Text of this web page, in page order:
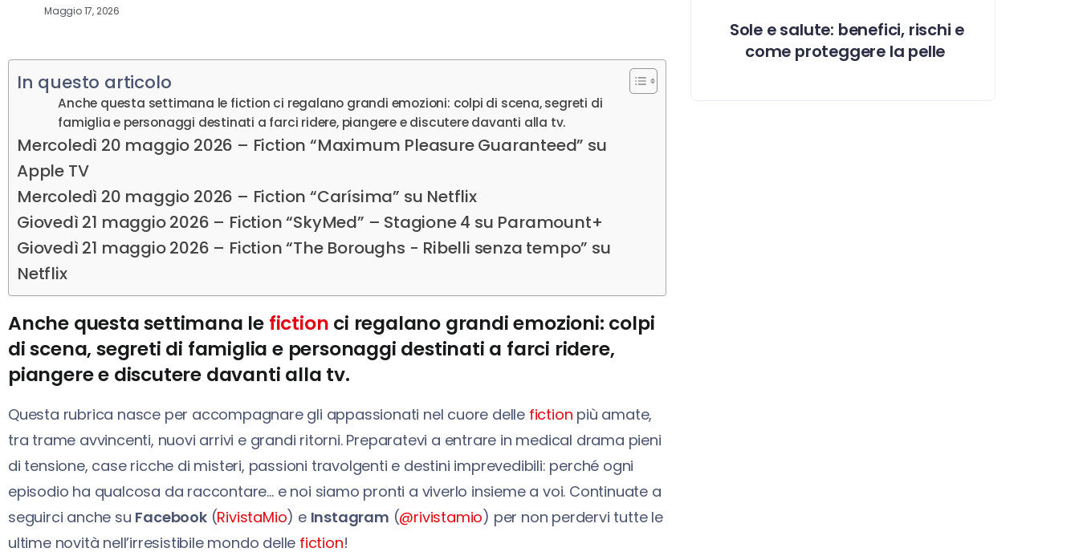
Maggio 17, 2026
In questo articolo
Anche questa settimana le fiction ci regalano grandi emozioni: colpi di scena, segreti di
famiglia e personaggi destinati a farci ridere, piangere e discutere davanti alla tv.
Mercoledì 20 maggio 2026 – Fiction “Maximum Pleasure Guaranteed” su
Apple TV
Mercoledì 20 maggio 2026 – Fiction “Carísima” su Netflix
Giovedì 21 maggio 2026 – Fiction “SkyMed” – Stagione 4 su Paramount+
Giovedì 21 maggio 2026 – Fiction “The Boroughs - Ribelli senza tempo” su
Netflix
Anche questa settimana le fiction ci regalano grandi emozioni: colpi
di scena, segreti di famiglia e personaggi destinati a farci ridere,
piangere e discutere davanti alla tv.
Questa rubrica nasce per accompagnare gli appassionati nel cuore delle fiction più amate,
tra trame avvincenti, nuovi arrivi e grandi ritorni. Preparatevi a entrare in medical drama pieni
di tensione, case ricche di misteri, passioni travolgenti e destini imprevedibili: perché ogni
episodio ha qualcosa da raccontare… e noi siamo pronti a viverlo insieme a voi. Continuate a
seguirci anche su Facebook(RivistaMio) e Instagram (@rivistamio) per non perdervi tutte le
ultime novità nell’irresistibile mondo delle fiction!
Sole e salute: benefici, rischi e
come proteggere la pelle